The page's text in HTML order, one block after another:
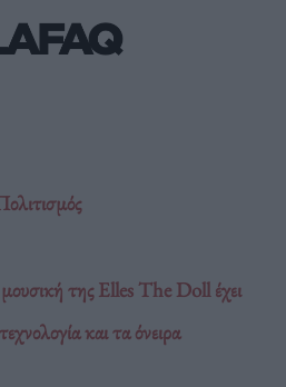
της Elles The Doll έχει
και τα όνειρα